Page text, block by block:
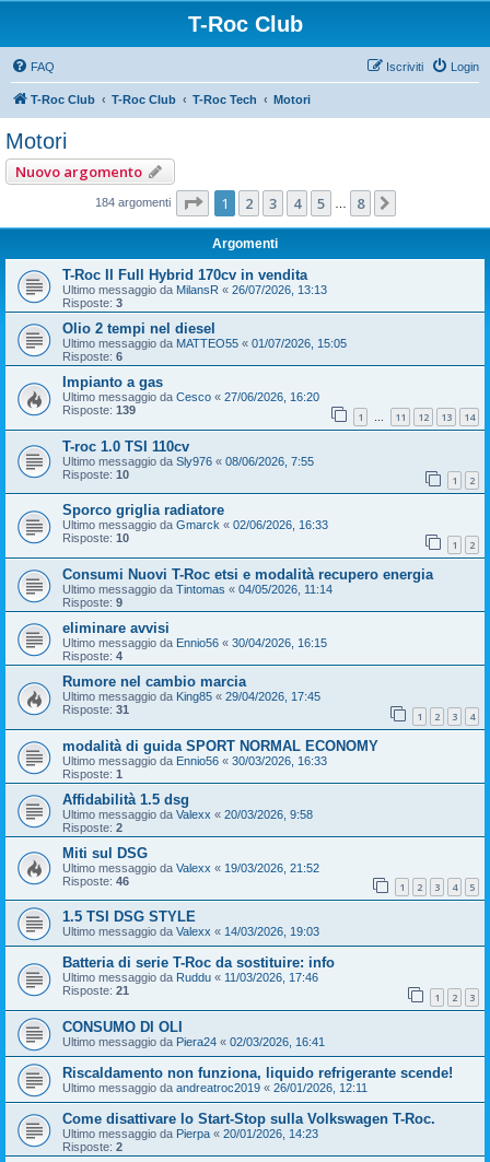
T-Roc Club
FAQ Login
Iscriviti
T-Roc Club T-Roc Club T-Roc Tech Motori
Motori
Nuovo argomento
184 argomenti Pagina di
1 2 3 4 5 8
Argomenti
T-Roc II Full Hybrid 170cv in vendita
Ultimo messaggio da MilansR « 26/07/2026, 13:13
Risposte: 3
Olio 2 tempi nel diesel
Ultimo messaggio da MATTEO55 « 01/07/2026, 15:05
Risposte: 6
Impianto a gas
Ultimo messaggio da Cesco « 27/06/2026, 16:20
Risposte: 139 1 … 11 12 13 14
T-roc 1.0 TSI 110cv
Ultimo messaggio da Sly976 « 08/06/2026, 7:55
Risposte: 10 1 2
Sporco griglia radiatore
Ultimo messaggio da Gmarck « 02/06/2026, 16:33
Risposte: 10 1 2
Consumi Nuovi T-Roc etsi e modalità recupero energia
Ultimo messaggio da Tintomas « 04/05/2026, 11:14
Risposte: 9
eliminare avvisi
Ultimo messaggio da Ennio56 « 30/04/2026, 16:15
Risposte: 4
Rumore nel cambio marcia
Ultimo messaggio da King85 « 29/04/2026, 17:45
Risposte: 31 1 2 3 4
modalità di guida SPORT NORMAL ECONOMY
Ultimo messaggio da Ennio56 « 30/03/2026, 16:33
Risposte: 1
Affidabilità 1.5 dsg
Ultimo messaggio da Valexx « 20/03/2026, 9:58
Risposte: 2
Miti sul DSG
Ultimo messaggio da Valexx « 19/03/2026, 21:52
Risposte: 46 1 2 3 4 5
1.5 TSI DSG STYLE
Ultimo messaggio da Valexx « 14/03/2026, 19:03
Batteria di serie T-Roc da sostituire: info
Ultimo messaggio da Ruddu « 11/03/2026, 17:46
Risposte: 21 1 2 3
CONSUMO DI OLI
Ultimo messaggio da Piera24 « 02/03/2026, 16:41
Riscaldamento non funziona, liquido refrigerante scende!
Ultimo messaggio da andreatroc2019 « 26/01/2026, 12:11
Come disattivare lo Start-Stop sulla Volkswagen T-Roc.
Ultimo messaggio da Pierpa « 20/01/2026, 14:23
Risposte: 2